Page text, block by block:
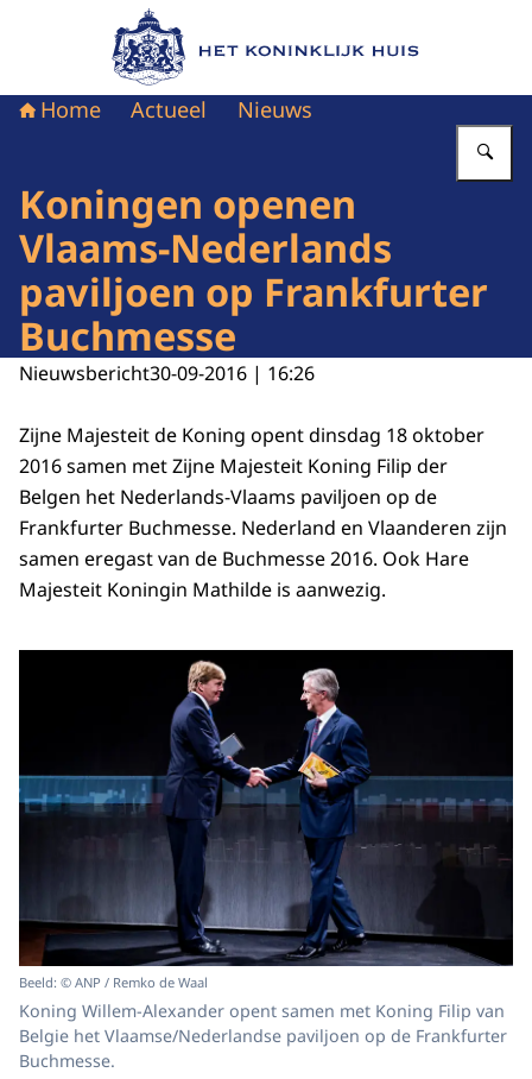
Naar de homepage van Het Koninklijk Huis
Home Actueel Nieuws
Koningen openen
Vlaams-Nederlands
paviljoen op Frankfurter
Buchmesse
Nieuwsbericht30-09-2016 | 16:26
Zijne Majesteit de Koning opent dinsdag 18 oktober
2016 samen met Zijne Majesteit Koning Filip der
Belgen het Nederlands-Vlaams paviljoen op de
Frankfurter Buchmesse. Nederland en Vlaanderen zijn
samen eregast van de Buchmesse2016. Ook Hare
Majesteit Koningin Mathilde is aanwezig.
Beeld: © ANP / Remko de Waal
Koning Willem-Alexander opent samen met Koning Filip van
Belgie het Vlaamse/Nederlandse paviljoen op de Frankfurter
Buchmesse.